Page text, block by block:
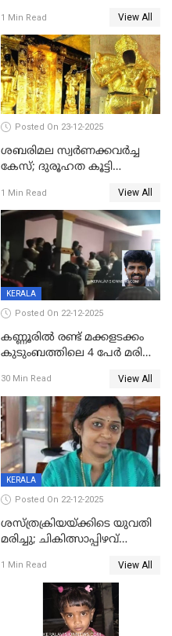
മേയറാകില്ല
1 Min Read View All
Posted On 23-12-2025
ശബരിമല സ്വര്‍ണക്കവര്‍ച്ച
കേസ്; ദുരൂഹത കൂട്ടി
1 Min Read View All
KERALA
Posted On 22-12-2025
കണ്ണൂരിൽ രണ്ട് മക്കളടക്കം
കുടുംബത്തിലെ 4 പേർ മരിച്ച
30 Min Read View All
KERALA
Posted On 22-12-2025
ശസ്ത്രക്രിയയ്‌ക്കിടെ യുവതി
മരിച്ചു; ചികിത്സാപ്പിഴവ്
സംഭവം മാവേലിക്കരയിൽ
1 Min Read View All